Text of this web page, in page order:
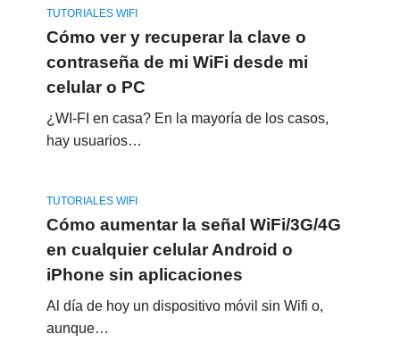
TUTORIALES WIFI
Cómo ver y recuperar la clave o
contraseña de mi WiFi desde mi
celular o PC
¿WI-FI en casa? En la mayoría de los casos,
hay usuarios…
TUTORIALES WIFI
Cómo aumentar la señal WiFi/3G/4G
en cualquier celular Android o
iPhone sin aplicaciones
Al día de hoy un dispositivo móvil sin Wifi o,
aunque…